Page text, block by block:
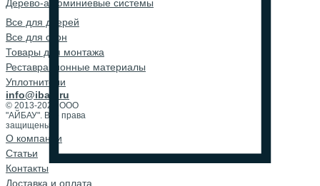
Дерево-алюминиевые системы
Все для дверей
Все для окон
Товары для монтажа
Реставрационные материалы
Уплотнители
info@ibau.ru
© 2013-2026 ООО
"АЙБАУ". Все права
защищены.
О компании
Cтатьи
Контакты
Доставка и оплата